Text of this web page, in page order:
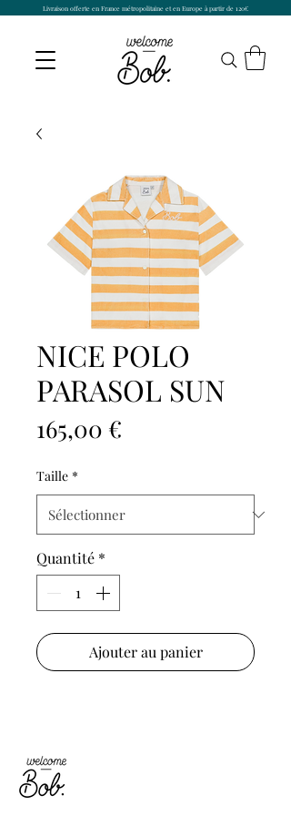
Livraison offerte en France métropolitaine et en Europe à partir de 120€
NICE POLO
PARASOL SUN
165,00 €
Taille *
Quantité *
Ajouter au panier